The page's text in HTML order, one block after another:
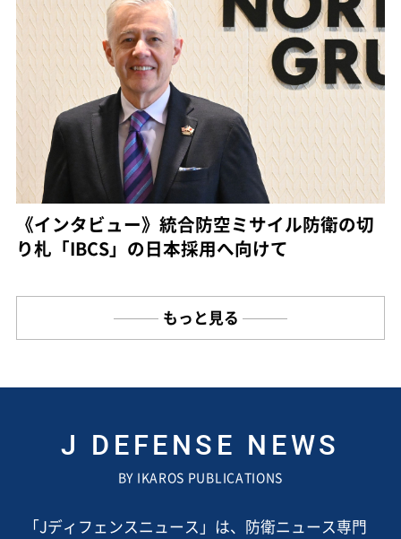
《インタビュー》統合防空ミサイル防衛の切
り札「IBCS」の日本採用へ向けて
もっと見る
J DEFENSE NEWS
BY IKAROS PUBLICATIONS
「Jディフェンスニュース」は、防衛ニュース専門